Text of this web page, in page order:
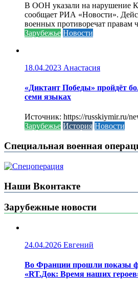
В ООН указали на нарушение
сообщает РИА «Новости».
военных противоречат правам
Зарубежье Новости
18.04.2023 Анастасия
«Диктант Победы» пройдёт
семи языках
Источник: https://russkiymir.ru/
Зарубежье История Новости
Специальная военная
Наши Вконтакте
Зарубежные новости
24.04.2026 Евгений
Во Франции прошли показы
«RT.Док: Время наших